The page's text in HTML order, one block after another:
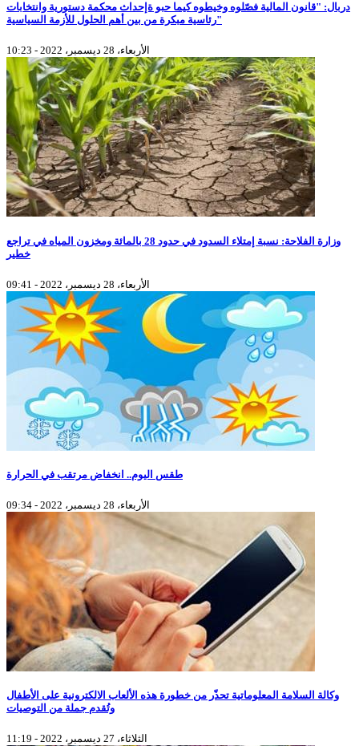
دربال: "قانون المالية فصّلوه وخيطوه كيما حبو ةإحداث محكمة دستورية وانتخابات
رئاسية مبكرة من بين أهم الحلول للأزمة السياسية"
الأربعاء، 28 ديسمبر، 2022 - 10:23
وزارة الفلاحة: نسبة إمتلاء السدود في حدود 28 بالمائة ومخزون المياه في تراجع
خطير
الأربعاء، 28 ديسمبر، 2022 - 09:41
طقس اليوم.. انخفاض مرتقب في الحرارة
الأربعاء، 28 ديسمبر، 2022 - 09:34
وكالة السلامة المعلوماتية تحذّر من خطورة هذه الألعاب الالكترونية على الأطفال
وتُقدم جملة من التوصيات
الثلاثاء، 27 ديسمبر، 2022 - 11:19